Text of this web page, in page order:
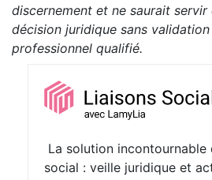
discernement et ne saurait
décision juridique sans
professionnel qualifié.
La solution incontournable
social : veille juridique et